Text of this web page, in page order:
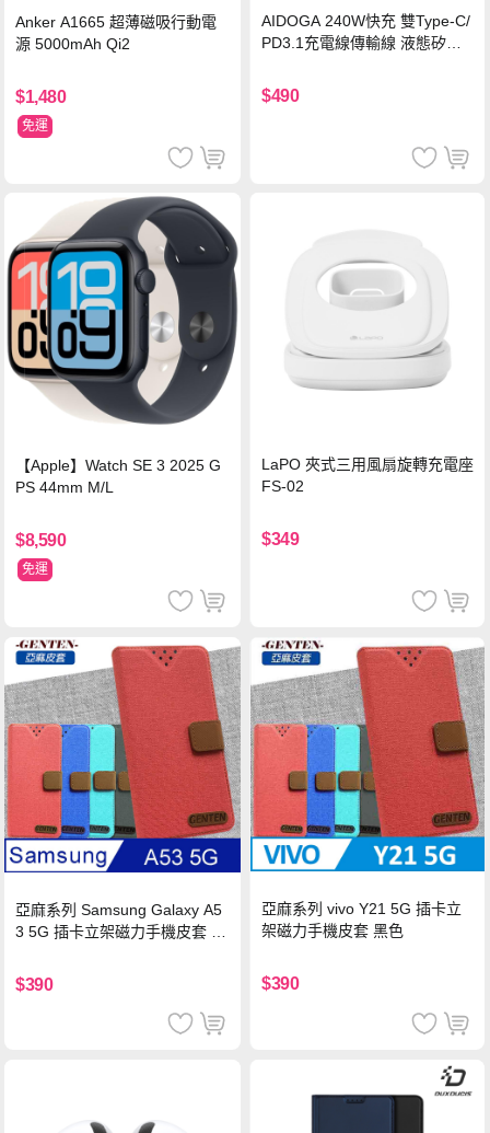
Anker A1665 超薄磁吸行動電
源 5000mAh Qi2
$1,480
免運
AIDOGA 240W快充 雙Type-C/
PD3.1充電線傳輸線 液態矽膠
機/平板/筆電
$490
【Apple】Watch SE 3 2025 G
PS 44mm M/L
$8,590
免運
LaPO 夾式三用風扇旋轉充電座
FS-02
$349
亞麻系列 Samsung Galaxy A5
3 5G 插卡立架磁力手機皮套 藍
$390
亞麻系列 vivo Y21 5G 插卡立
架磁力手機皮套 黑色
$390